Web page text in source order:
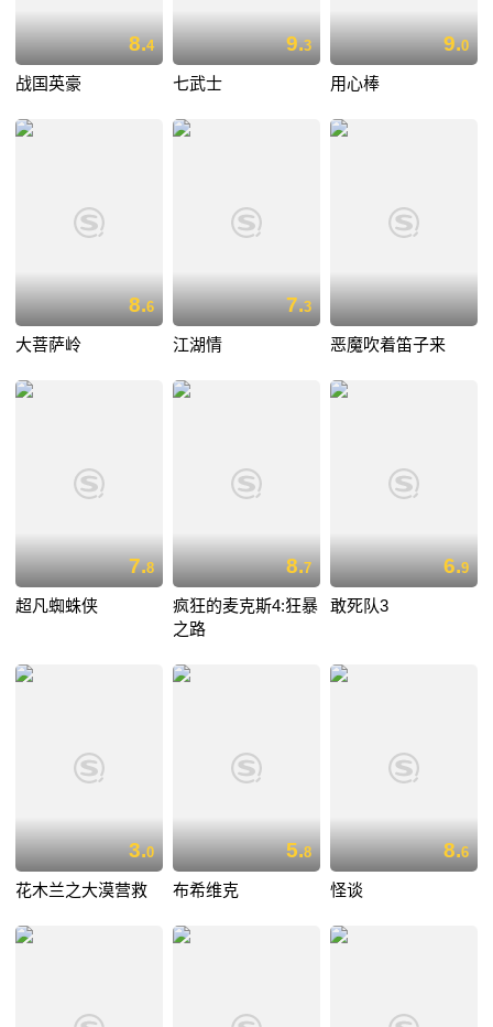
8.4
战国英豪
9.3
七武士
9.0
用心棒
8.6
大菩萨岭
7.3
江湖情 恶魔吹着笛子来
7.8
超凡蜘蛛侠
8.7
疯狂的麦克斯4:狂暴
之路
6.9
敢死队3
3.0
花木兰之大漠营救
5.8
布希维克
8.6
怪谈